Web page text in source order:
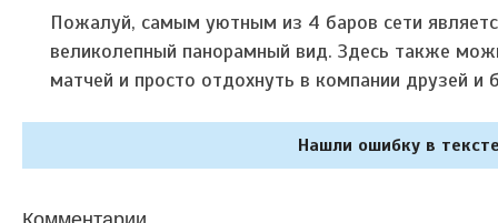
Пожалуй, самым уютным из 4 баров сети
великолепный панорамный вид. Здесь также
матчей и просто отдохнуть в компании друзей и
Нашли ошибку в
Комментарии